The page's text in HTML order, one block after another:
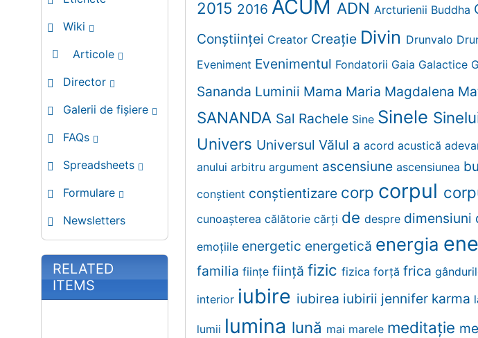
2015 2016ACUMADN Arcturienii Buddha
Conștiinței Creator Creaţie Divin Drunvalo
Eveniment Evenimentul Fondatorii Gaia Galactice
Sananda Luminii Mama Maria Magdalena
SANANDA Sal Rachele Sine Sinele
Univers UniversulVălul aacordacustică
anuluiarbitruargument ascensiuneascensiunea
conştient conştientizare corp corpul
cunoaştereacălătoriecărţi dedespre dimensiuni
emoţiile energetic energetică energia
familiafiinţefiinţăfizicfizicaforțăfrica
interior iubire iubirea iubirii jennifer karma
lumii lumina lună mai marele meditaţie
Wiki
Articole
Director
Galerii de fișiere
FAQs
Spreadsheets
Formulare
Newsletters
RELATED
ITEMS